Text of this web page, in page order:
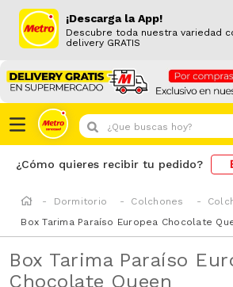
¡Descarga la App!
Descubre toda nuestra variedad
delivery GRATIS
¿Que buscas hoy?
¿Cómo quieres recibir tu pedido?
Dormitorio Colchones
Box Tarima Paraíso Europea Chocolate
Box Tarima Paraíso
Chocolate Queen